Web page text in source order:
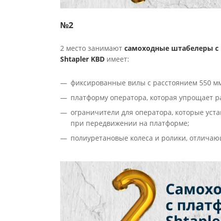
№2
2 место занимают самоходные штабелеры
Shtapler KBD имеет:
фиксированные вилы с расстоянием 550
платформу оператора, которая упрощает
ограничители для оператора, которые
при передвижении на платформе;
полиуретановые колеса и ролики,